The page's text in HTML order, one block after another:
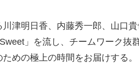
津明日香、内藤秀一郎、山口
」を流し、チームワーク抜
めの極上の時間をお届けする。